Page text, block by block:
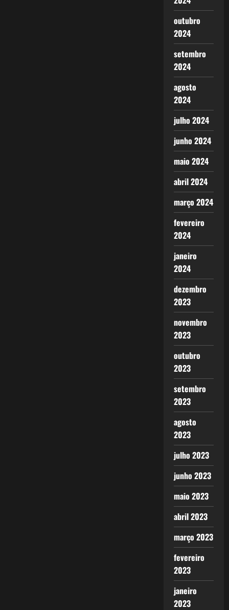
outubro
2024
setembro
2024
agosto
2024
julho 2024
junho 2024
maio 2024
abril 2024
março 2024
fevereiro
2024
janeiro
2024
dezembro
2023
novembro
2023
outubro
2023
setembro
2023
agosto
2023
julho 2023
junho 2023
maio 2023
abril 2023
março 2023
fevereiro
2023
janeiro
2023